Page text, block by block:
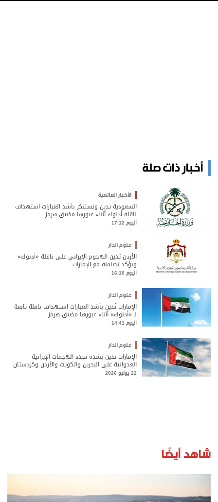
أخبار ذات صلة
الأخبار العالمية
السعودية تدين وتستنكر بأشد العبارات استهداف
ناقلة أدنوك أثناء عبورها مضيق هرمز
اليوم 17:12
علوم الدار
الأردن يُدين الهجوم الإيراني على ناقلة «أدنوك»
ويؤكد تضامنه مع الإمارات
اليوم 16:10
علوم الدار
الإمارات تُدين بأشد العبارات استهداف ناقلة تابعة
لـ «أدنوك» أثناء عبورها مضيق هرمز
اليوم 14:41
علوم الدار
الإمارات تدين بشدة تجدد الهجمات الإيرانية
العدوانية على البحرين والكويت والأردن وكردستان
العراق
22 يوليو 2026
شاهد أيضًا